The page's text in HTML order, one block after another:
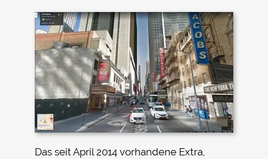
Das seit April 2014 vorhandene Extra,